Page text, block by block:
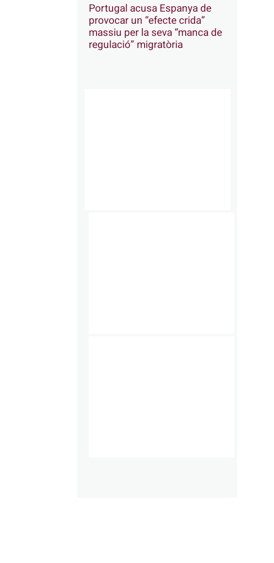
Portugal acusa Espanya de
provocar un “efecte crida”
massiu per la seva “manca de
regulació” migratòria